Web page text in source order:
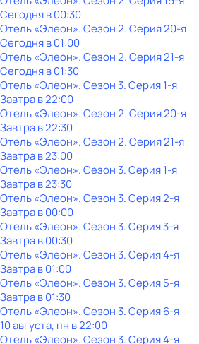
Сегодня в 00:30
Отель «Элеон». Сезон 2. Серия 20-я
Сегодня в 01:00
Отель «Элеон». Сезон 2. Серия 21-я
Сегодня в 01:30
Отель «Элеон». Сезон 3. Серия 1-я
Завтра в 22:00
Отель «Элеон». Сезон 2. Серия 20-я
Завтра в 22:30
Отель «Элеон». Сезон 2. Серия 21-я
Завтра в 23:00
Отель «Элеон». Сезон 3. Серия 1-я
Завтра в 23:30
Отель «Элеон». Сезон 3. Серия 2-я
Завтра в 00:00
Отель «Элеон». Сезон 3. Серия 3-я
Завтра в 00:30
Отель «Элеон». Сезон 3. Серия 4-я
Завтра в 01:00
Отель «Элеон». Сезон 3. Серия 5-я
Завтра в 01:30
Отель «Элеон». Сезон 3. Серия 6-я
10 августа, пн в 22:00
Отель «Элеон». Сезон 3. Серия 4-я